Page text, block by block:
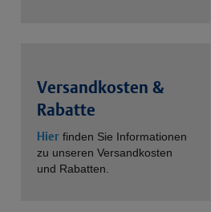
Versandkosten &
Rabatte
Hier finden Sie Informationen
zu unseren Versandkosten
und Rabatten.